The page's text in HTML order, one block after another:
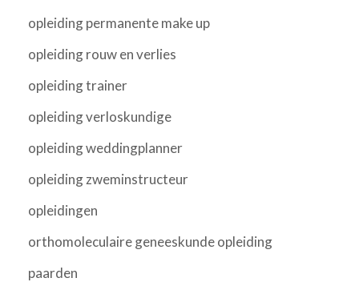
opleiding permanente make up
opleiding rouw en verlies
opleiding trainer
opleiding verloskundige
opleiding weddingplanner
opleiding zweminstructeur
opleidingen
orthomoleculaire geneeskunde opleiding
paarden